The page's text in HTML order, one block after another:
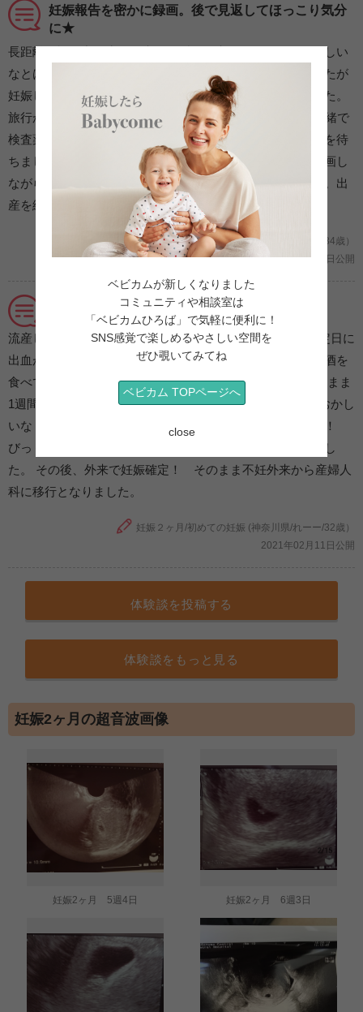
妊娠報告を密かに録画。後で見返してほっこり気分
に★
長距離の旅行中に生理が来るはずが、来なかったのでおかしい
なとは思っていました。過去にもっと遅れた事もありましたが
妊娠していなかったので、妊娠と断定はしていませんでした。
旅行から戻った時点で生理が10日遅れていました。夫に内緒で
検査薬を使用すると、陽性に！ 興奮を隠しながら、帰宅を待
ちました。帰宅後、反応を記録したくて密かにスマホで録画し
ながら発表。予想外だったようでびっくりしていました笑。出
産を終えた今、見返すとほっこりした気分になります。
妊娠2ヶ月/初めての妊娠 (海外/Milky20/34歳）
2021年04月19日公開
不妊外来から移行→待ち望んだ産婦人科へ
流産して1年… 不妊外来を予約した時の事です。生理予定日に
出血があり「またダメだった」と思い、その日に生肉とお酒を
食べてしまいました。 しかし出血は翌日には止まり、そのまま
1週間ようすをみたけど、出血はまったくなかったので「おかし
いな？」と思い、妊娠検査薬を試してみたら… 陽性反応！
びっくりした半面、生肉とお酒のことを思い出し後悔しまし
た。 その後、外来で妊娠確定！ そのまま不妊外来から産婦人
科に移行となりました。
妊娠２ヶ月/初めての妊娠 (神奈川県/れーー/32歳）
2021年02月11日公開
体験談を投稿する
体験談をもっと見る
妊娠2ヶ月の超音波画像
妊娠2ヶ月 5週4日 妊娠2ヶ月 6週3日
ベビカムが新しくなりました
コミュニティや相談室は
「ベビカムひろば」で気軽に便利に！
SNS感覚で楽しめるやさしい空間を
ぜひ覗いてみてね
ベビカム TOPページへ
close